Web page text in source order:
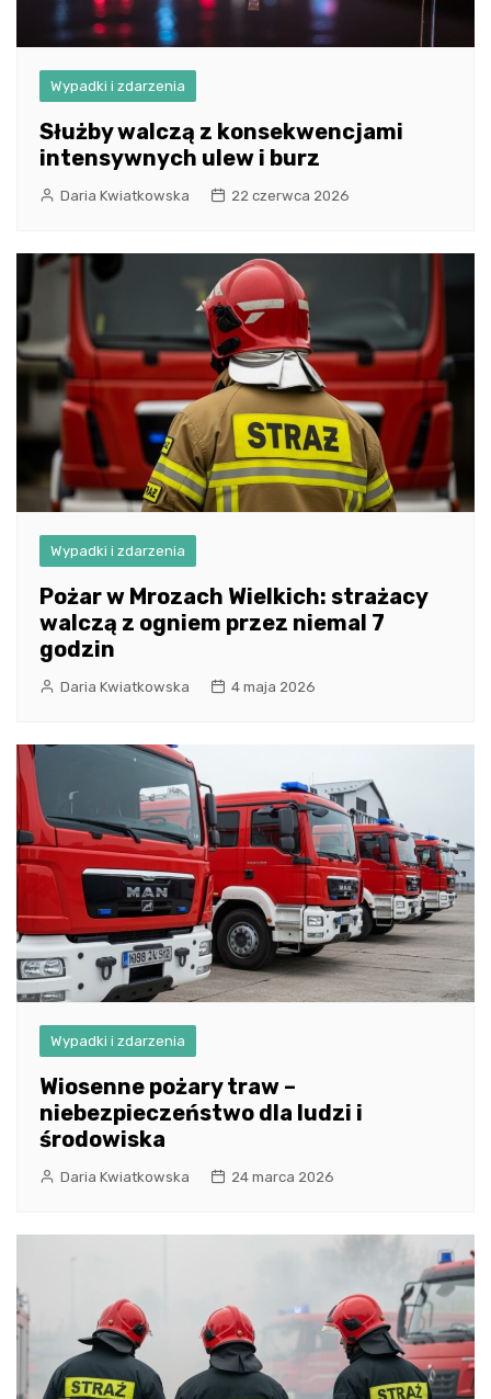
Wypadki i zdarzenia
Służby walczą z konsekwencjami
intensywnych ulew i burz
Daria Kwiatkowska 22 czerwca 2026
Wypadki i zdarzenia
Pożar w Mrozach Wielkich: strażacy
walczą z ogniem przez niemal 7
godzin
Daria Kwiatkowska 4 maja 2026
Wypadki i zdarzenia
Wiosenne pożary traw –
niebezpieczeństwo dla ludzi i
środowiska
Daria Kwiatkowska 24 marca 2026